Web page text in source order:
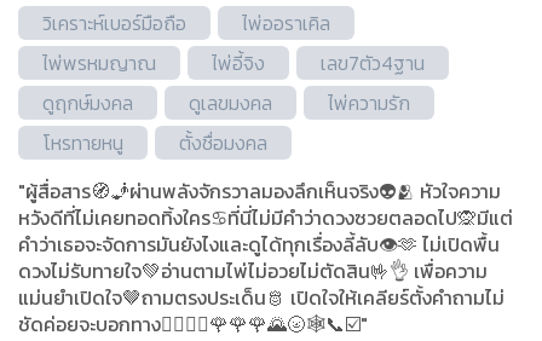
วิเคราะห์เบอร์มือถือ
ไพ่ออราเคิล
ไพ่พรหมญาณ
ไพ่อี้จิง
เลข7ตัว4ฐาน
ดูฤกษ์มงคล
ดูเลขมงคล
ไพ่ความรัก
โหรทายหนู
ตั้งชื่อมงคล
"ผู้สื่อสาร🧭🧞ผ่านพลังจักรวาลมองลึกเห็นจริง👽🫂 หัวใจความ
หวังดีที่ไม่เคยทอดทิ้งใคร♋ที่นี่ไม่มีคำว่าดวงซวยตลอดไป🙊มีแต่
คำว่าเธอจะจัดการมันยังไงและดูได้ทุกเรื่องลี้ลับ👁️🫶 ไม่เปิดพื้น
ดวงไม่รับทายใจ💚อ่านตามไพ่ไม่อวยไม่ตัดสิน🤟👌 เพื่อความ
แม่นยำเปิดใจ🤎ถามตรงประเด็น🫅 เปิดใจให้เคลียร์ตั้งคำถามไม่
ชัดค่อยจะบอกทาง👨‍❤️‍💋‍👨🌹🌹🌹🌄🌝🕸️📞☑️"